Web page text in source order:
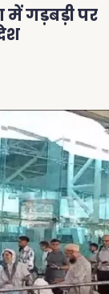
में गड़बड़ी पर